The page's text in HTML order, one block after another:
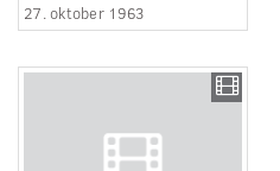
27. oktober 1963